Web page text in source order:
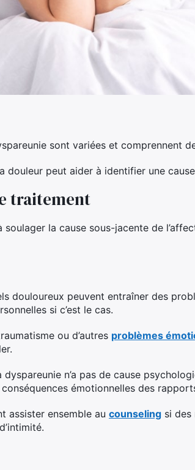
sont variées et comprennent
douleur peut aider à identifier une
traitement
soulager la cause sous-jacente de
douloureux peuvent entraîner des
si c’est le cas.
ou d’autres problèmes
dyspareunie n’a pas de cause
émotionnelles des
assister ensemble au counseling si des